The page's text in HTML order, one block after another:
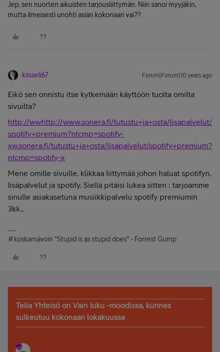
Jep, sen nuorten aikuisten tarjousliittymän. Niin sanoi myyjäkin,
mutta ilmeisesti unohti asian kokonaan vai??
kiisseli67 Forum|Forum|10 years ago
Eikö sen onnistu itse kytkemään käyttöön tuolta omilta
sivuilta?
http://wwhttp://www.sonera.fi/tutustu+ja+osta/lisapalvelut/
spotify+premium?ntcmp=spotify-
xw.sonera.fi/tutustu+ja+osta/lisapalvelut/spotify+premium?
ntcmp=spotify-x
Mene omille sivuille, klikkaa liittymää johon haluat spotifyn,
lisäpalvelut ja spotify. Siellä pitäisi lukea sitten : tarjoamme
sinulle asiakasetuna musiikkipalvelu spotify premiumin
3kk...
#koskamävoin "Stupid is as stupid does" - Forrest Gump
Telia Yhteisö on Vain luku -moodissa, kunnes
sulkeutuu kokonaan lokakuussa